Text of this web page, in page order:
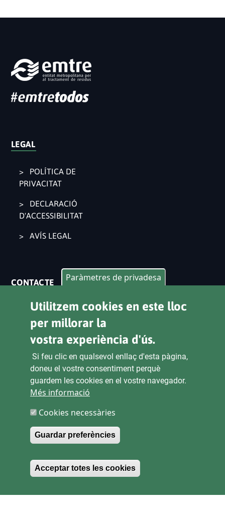
LEGAL
POLÍTICA DE
PRIVACITAT
DECLARACIÓ
D'ACCESSIBILITAT
AVÍS LEGAL
CONTACTE
Pl. Ajuntament 9, 2° 46002. València
963 53 37 90
CANALS D'ATENCIÓ CIUTADANA
ENLACES
SEU ELECTRÒNICA
CONTRACTACIÓ
MAPA WEB
Paràmetres de privadesa
Utilitzem cookies en este lloc
per millorar la
vostra experiència d'ús.
Si feu clic en qualsevol enllaç d'esta pàgina,
doneu el vostre consentiment perquè
guardem les cookies en el vostre navegador.
Més informació
Cookies necessàries
Guardar preferències
Acceptar totes les cookies